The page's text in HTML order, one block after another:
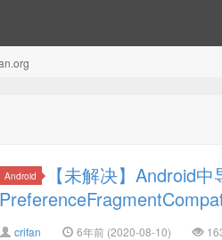
Android
【未解决】Android
crifan 6年前 (2020-08-10)